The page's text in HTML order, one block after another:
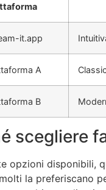
it.app
A
B
scegliere
opzioni disponibili,
la preferiscano